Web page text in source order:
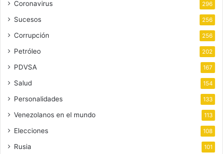
Coronavirus 296
Sucesos 256
Corrupción 256
Petróleo 202
PDVSA 167
Salud 154
Personalidades 133
Venezolanos en el mundo 113
Elecciones 108
Rusia 101